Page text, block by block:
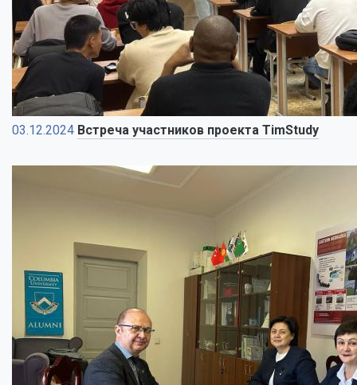
03.12.2024 Встреча участников проекта TimStudy